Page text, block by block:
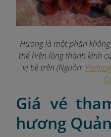
Hương là một phần
thể hiện lòng thành kính
vị bề trên (Nguồn:
Giá vé
hương